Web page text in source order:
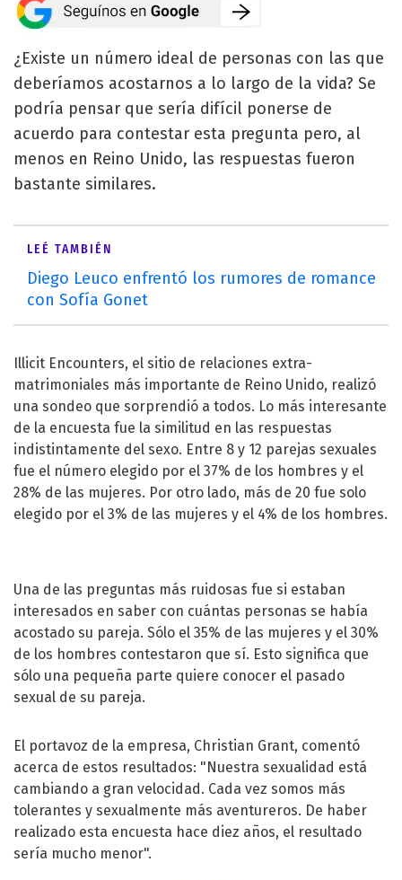
¿Existe un número ideal de personas con las que
deberíamos acostarnos a lo largo de la vida? Se
podría pensar que sería difícil ponerse de
acuerdo para contestar esta pregunta pero, al
menos en Reino Unido, las respuestas fueron
bastante similares.
LEÉ TAMBIÉN
Diego Leuco enfrentó los rumores de romance
con Sofía Gonet
Illicit Encounters, el sitio de relaciones extra-
matrimoniales más importante de Reino Unido, realizó
una sondeo que sorprendió a todos. Lo más interesante
de la encuesta fue la similitud en las respuestas
indistintamente del sexo. Entre 8 y 12 parejas sexuales
fue el número elegido por el 37% de los hombres y el
28% de las mujeres. Por otro lado, más de 20 fue solo
elegido por el 3% de las mujeres y el 4% de los hombres.
Una de las preguntas más ruidosas fue si estaban
interesados en saber con cuántas personas se había
acostado su pareja. Sólo el 35% de las mujeres y el 30%
de los hombres contestaron que sí. Esto significa que
sólo una pequeña parte quiere conocer el pasado
sexual de su pareja.
El portavoz de la empresa, Christian Grant, comentó
acerca de estos resultados: "Nuestra sexualidad está
cambiando a gran velocidad. Cada vez somos más
tolerantes y sexualmente más aventureros. De haber
realizado esta encuesta hace diez años, el resultado
sería mucho menor".